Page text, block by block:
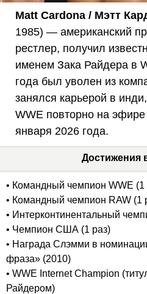
Matt Cardona / Мэтт
1985) — американский
рестлер, получил
именем Зака Райдера в
года был уволен из
занялся карьерой в
WWE повторно на
января 2026 года.
Достижения
• Командный чемпион WWE
• Командный чемпион RAW (1
• Интерконтинентальный
• Чемпион США (1 раз)
• Награда Слэмми в
фраза» (2010)
• WWE Internet Champion
Райдером)